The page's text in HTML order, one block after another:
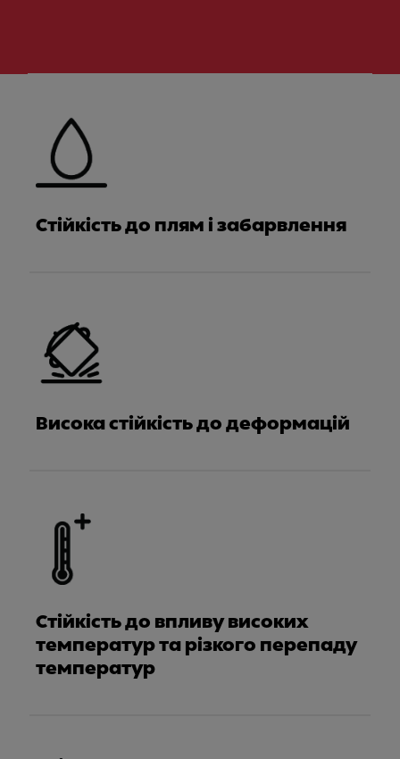
Стійкість до плям і забарвлення
Висока стійкість до деформацій
Стійкість до впливу високих
температур та різкого перепаду
температур